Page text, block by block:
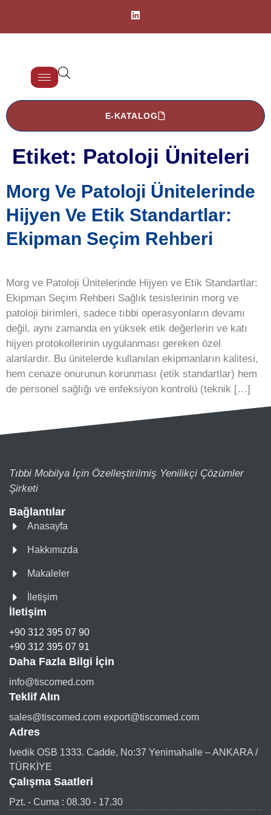
E-KATALOG
Etiket: Patoloji Üniteleri
Morg Ve Patoloji Ünitelerinde
Hijyen Ve Etik Standartlar:
Ekipman Seçim Rehberi
Morg ve Patoloji Ünitelerinde Hijyen ve Etik Standartlar:
Ekipman Seçim Rehberi Sağlık tesislerinin morg ve
patoloji birimleri, sadece tıbbi operasyonların devamı
değil, aynı zamanda en yüksek etik değerlerin ve katı
hijyen protokollerinin uygulanması gereken özel
alanlardır. Bu ünitelerde kullanılan ekipmanların kalitesi,
hem cenaze onurunun korunması (etik standartlar) hem
de personel sağlığı ve enfeksiyon kontrolü (teknik […]
Tıbbi Mobilya İçin Özelleştirilmiş Yenilikçi Çözümler
Şirketi
Bağlantılar
Anasayfa
Hakkımızda
Makaleler
İletişim
İletişim
+90 312 395 07 90
+90 312 395 07 91
Daha Fazla Bilgi İçin
info@tiscomed.com
Teklif Alın
sales@tiscomed.com export@tiscomed.com
Adres
Ivedik OSB 1333. Cadde, No:37 Yenimahalle – ANKARA /
TÜRKİYE
Çalışma Saatleri
Pzt. - Cuma : 08.30 - 17.30